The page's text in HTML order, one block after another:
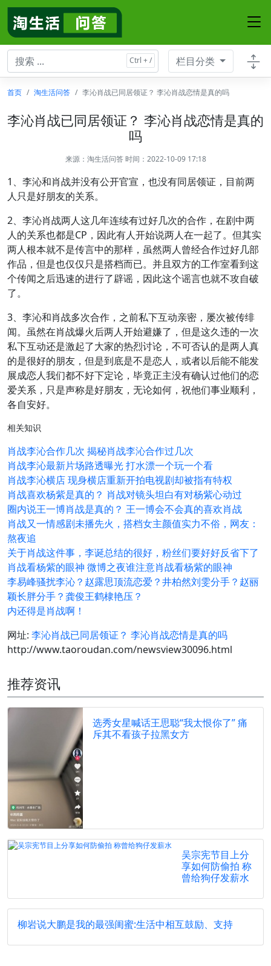
栏目分类
首页 淘生活问答 李沁肖战已同居领证？ 李沁肖战恋情是真的吗
李沁肖战已同居领证？ 李沁肖战恋情是真的
吗
来源： 淘生活问答 时间：2022-10-09 17:18
1、李沁和肖战并没有公开官宣，也没有同居领证，目前两
人只是好朋友的关系。
2、李沁肖战两人这几年连续有过好几次的合作，在剧中两
人的关系也都是CP，因此有人开始说两人在一起了。但其实
两人根本就不是传言中的那样，虽然两人曾经合作过好几部
作品，但是也仅仅只是搭档而已。并且双方的工作室看到这
个传闻之后迅速的进行了辟谣，因此这个谣言也就不攻自破
了。
3、李沁和肖战多次合作，之前私下互动亲密，屡次被传绯
闻。虽然在肖战爆火后两人开始避嫌了，但是这久违的一次
私下互动还是激起了大家的热烈讨论，不可否认的是两人真
的是很好的朋友，但是到底是不是恋人，或者以后能不能发
展成恋人我们都不好下定论，毕竟正主没有确认过他们的恋
爱关系，只是声称是好朋友，无论如何，祝他们事业顺利，
各自安好。
相关知识
肖战李沁合作几次 揭秘肖战李沁合作过几次
肖战李沁最新片场路透曝光 打水漂一个玩一个看
肖战李沁横店 现身横店重新开拍电视剧却被指有特权
肖战喜欢杨紫是真的？ 肖战对镜头坦白有对杨紫心动过
圈内说王一博肖战是真的？ 王一博会不会真的喜欢肖战
肖战又一情感剧未播先火，搭档女主颜值实力不俗，网友：
熬夜追
关于肖战这件事，李诞总结的很好，粉丝们要好好反省下了
肖战看杨紫的眼神 微博之夜谁注意肖战看杨紫的眼神
李易峰骚扰李沁？赵露思顶流恋爱？井柏然刘雯分手？赵丽
颖长胖分手？龚俊王鹤棣艳压？
内还得是肖战啊！
网址: 李沁肖战已同居领证？ 李沁肖战恋情是真的吗
http://www.taoroudan.com/newsview30096.html
推荐资讯
选秀女星喊话王思聪“我太恨你了” 痛
斥其不看孩子拉黑女方
吴宗宪节目上分
享如何防偷拍 称
曾给狗仔发薪水
柳岩说大鹏是我的最强闺蜜:生活中相互鼓励、支持